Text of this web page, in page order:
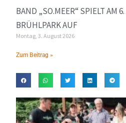
BAND „SO.MEER“ SPIELT AM
BRÜHLPARK AUF
Montag, 3. August 2026
Zum Beitrag »